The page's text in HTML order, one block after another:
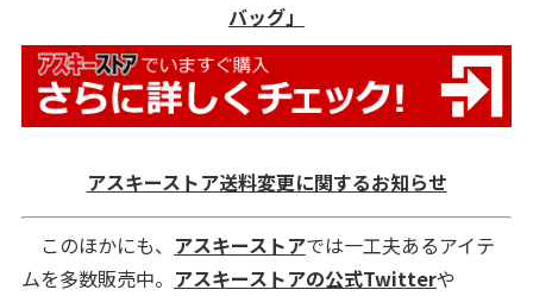
バッグ」
アスキーストア送料変更に関するお知らせ
このほかにも、 アスキーストアでは一工夫あるアイテ
ムを多数販売中。 アスキーストアの公式Twitterや